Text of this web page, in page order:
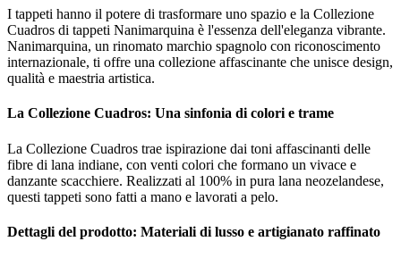
I tappeti hanno il potere di trasformare uno spazio e la Collezione
Cuadros di tappeti Nanimarquina è l'essenza dell'eleganza vibrante.
Nanimarquina, un rinomato marchio spagnolo con riconoscimento
internazionale, ti offre una collezione affascinante che unisce design,
qualità e maestria artistica.
La Collezione Cuadros: Una sinfonia di colori e trame
La Collezione Cuadros trae ispirazione dai toni affascinanti delle
fibre di lana indiane, con venti colori che formano un vivace e
danzante scacchiere. Realizzati al 100% in pura lana neozelandese,
questi tappeti sono fatti a mano e lavorati a pelo.
Dettagli del prodotto: Materiali di lusso e artigianato raffinato